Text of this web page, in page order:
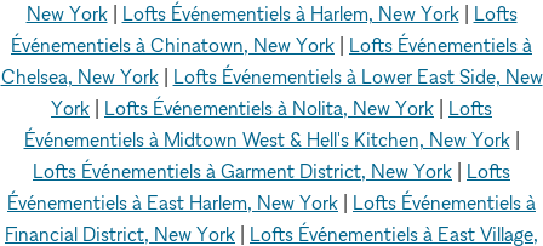
New York| Lofts Événementiels à Harlem, New York| Lofts
Événementiels à Chinatown, New York
Lofts Événementiels à
Chelsea, New York| Lofts Événementiels à Lower East Side, New
York
Lofts Événementiels à Nolita, New York
Lofts
Événementiels à Midtown West & Hell's Kitchen, New York|
Lofts Événementiels à Garment District, New York
Lofts
Événementiels à East Harlem, New York
Lofts Événementiels à
Financial District, New York
Lofts Événementiels à East Village,